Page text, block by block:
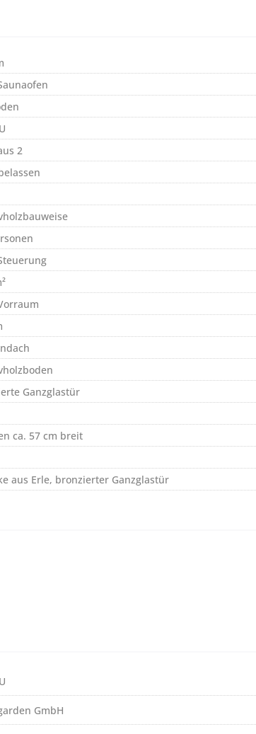
2
Ganzglastür
ca. 57 cm breit
aus Erle, bronzierter Ganzglastür
GmbH